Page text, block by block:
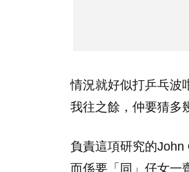
情況就好似打乒乓波
我往之餘，仲要猜多
負責這項研究的John
而係要「同」仔女一